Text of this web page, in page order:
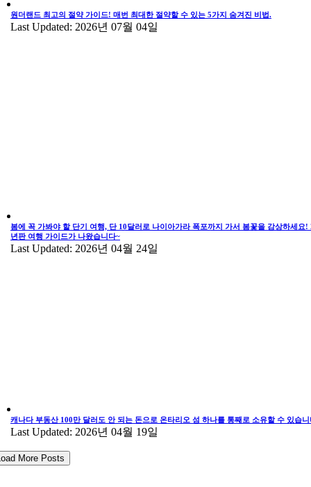
원더랜드 최고의 절약 가이드! 매번 최대한 절약할 수 있는 5가지 숨겨진 비법.
Last Updated: 2026년 07월 04일
봄에 꼭 가봐야 할 단기 여행, 단 10달러로 나이아가라 폭포까지 가서 봄꽃을 감상하세요!
년판 여행 가이드가 나왔습니다~
Last Updated: 2026년 04월 24일
캐나다 부동산 100만 달러도 안 되는 돈으로 온타리오 섬 하나를 통째로 소유할 수 있습니
Last Updated: 2026년 04월 19일
More Posts